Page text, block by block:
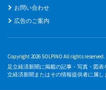
お問い合わせ
広告のご案内
Copyright 2026 SOLPINO All rights reserved.
足立経済新聞に掲載の記事・写真・図
立経済新聞またはその情報提供者に属し